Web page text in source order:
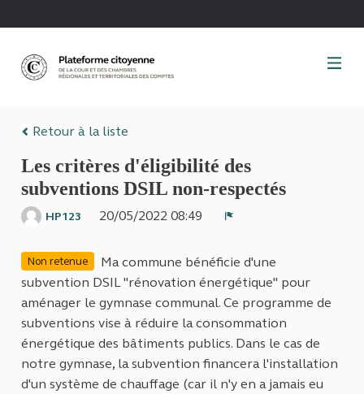
Retour à la liste
Les critères d'éligibilité des
subventions DSIL non-respectés
HP123
20/05/2022 08:49
Non retenue
Ma commune bénéficie d'une
subvention DSIL "rénovation énergétique" pour
aménager le gymnase communal. Ce programme de
subventions vise à réduire la consommation
énergétique des bâtiments publics. Dans le cas de
notre gymnase, la subvention financera l'installation
d'un système de chauffage (car il n'y en a jamais eu